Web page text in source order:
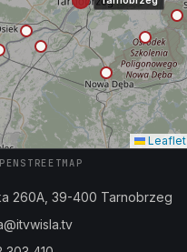
Leaflet
260A, 39-400 Tarnobrzeg